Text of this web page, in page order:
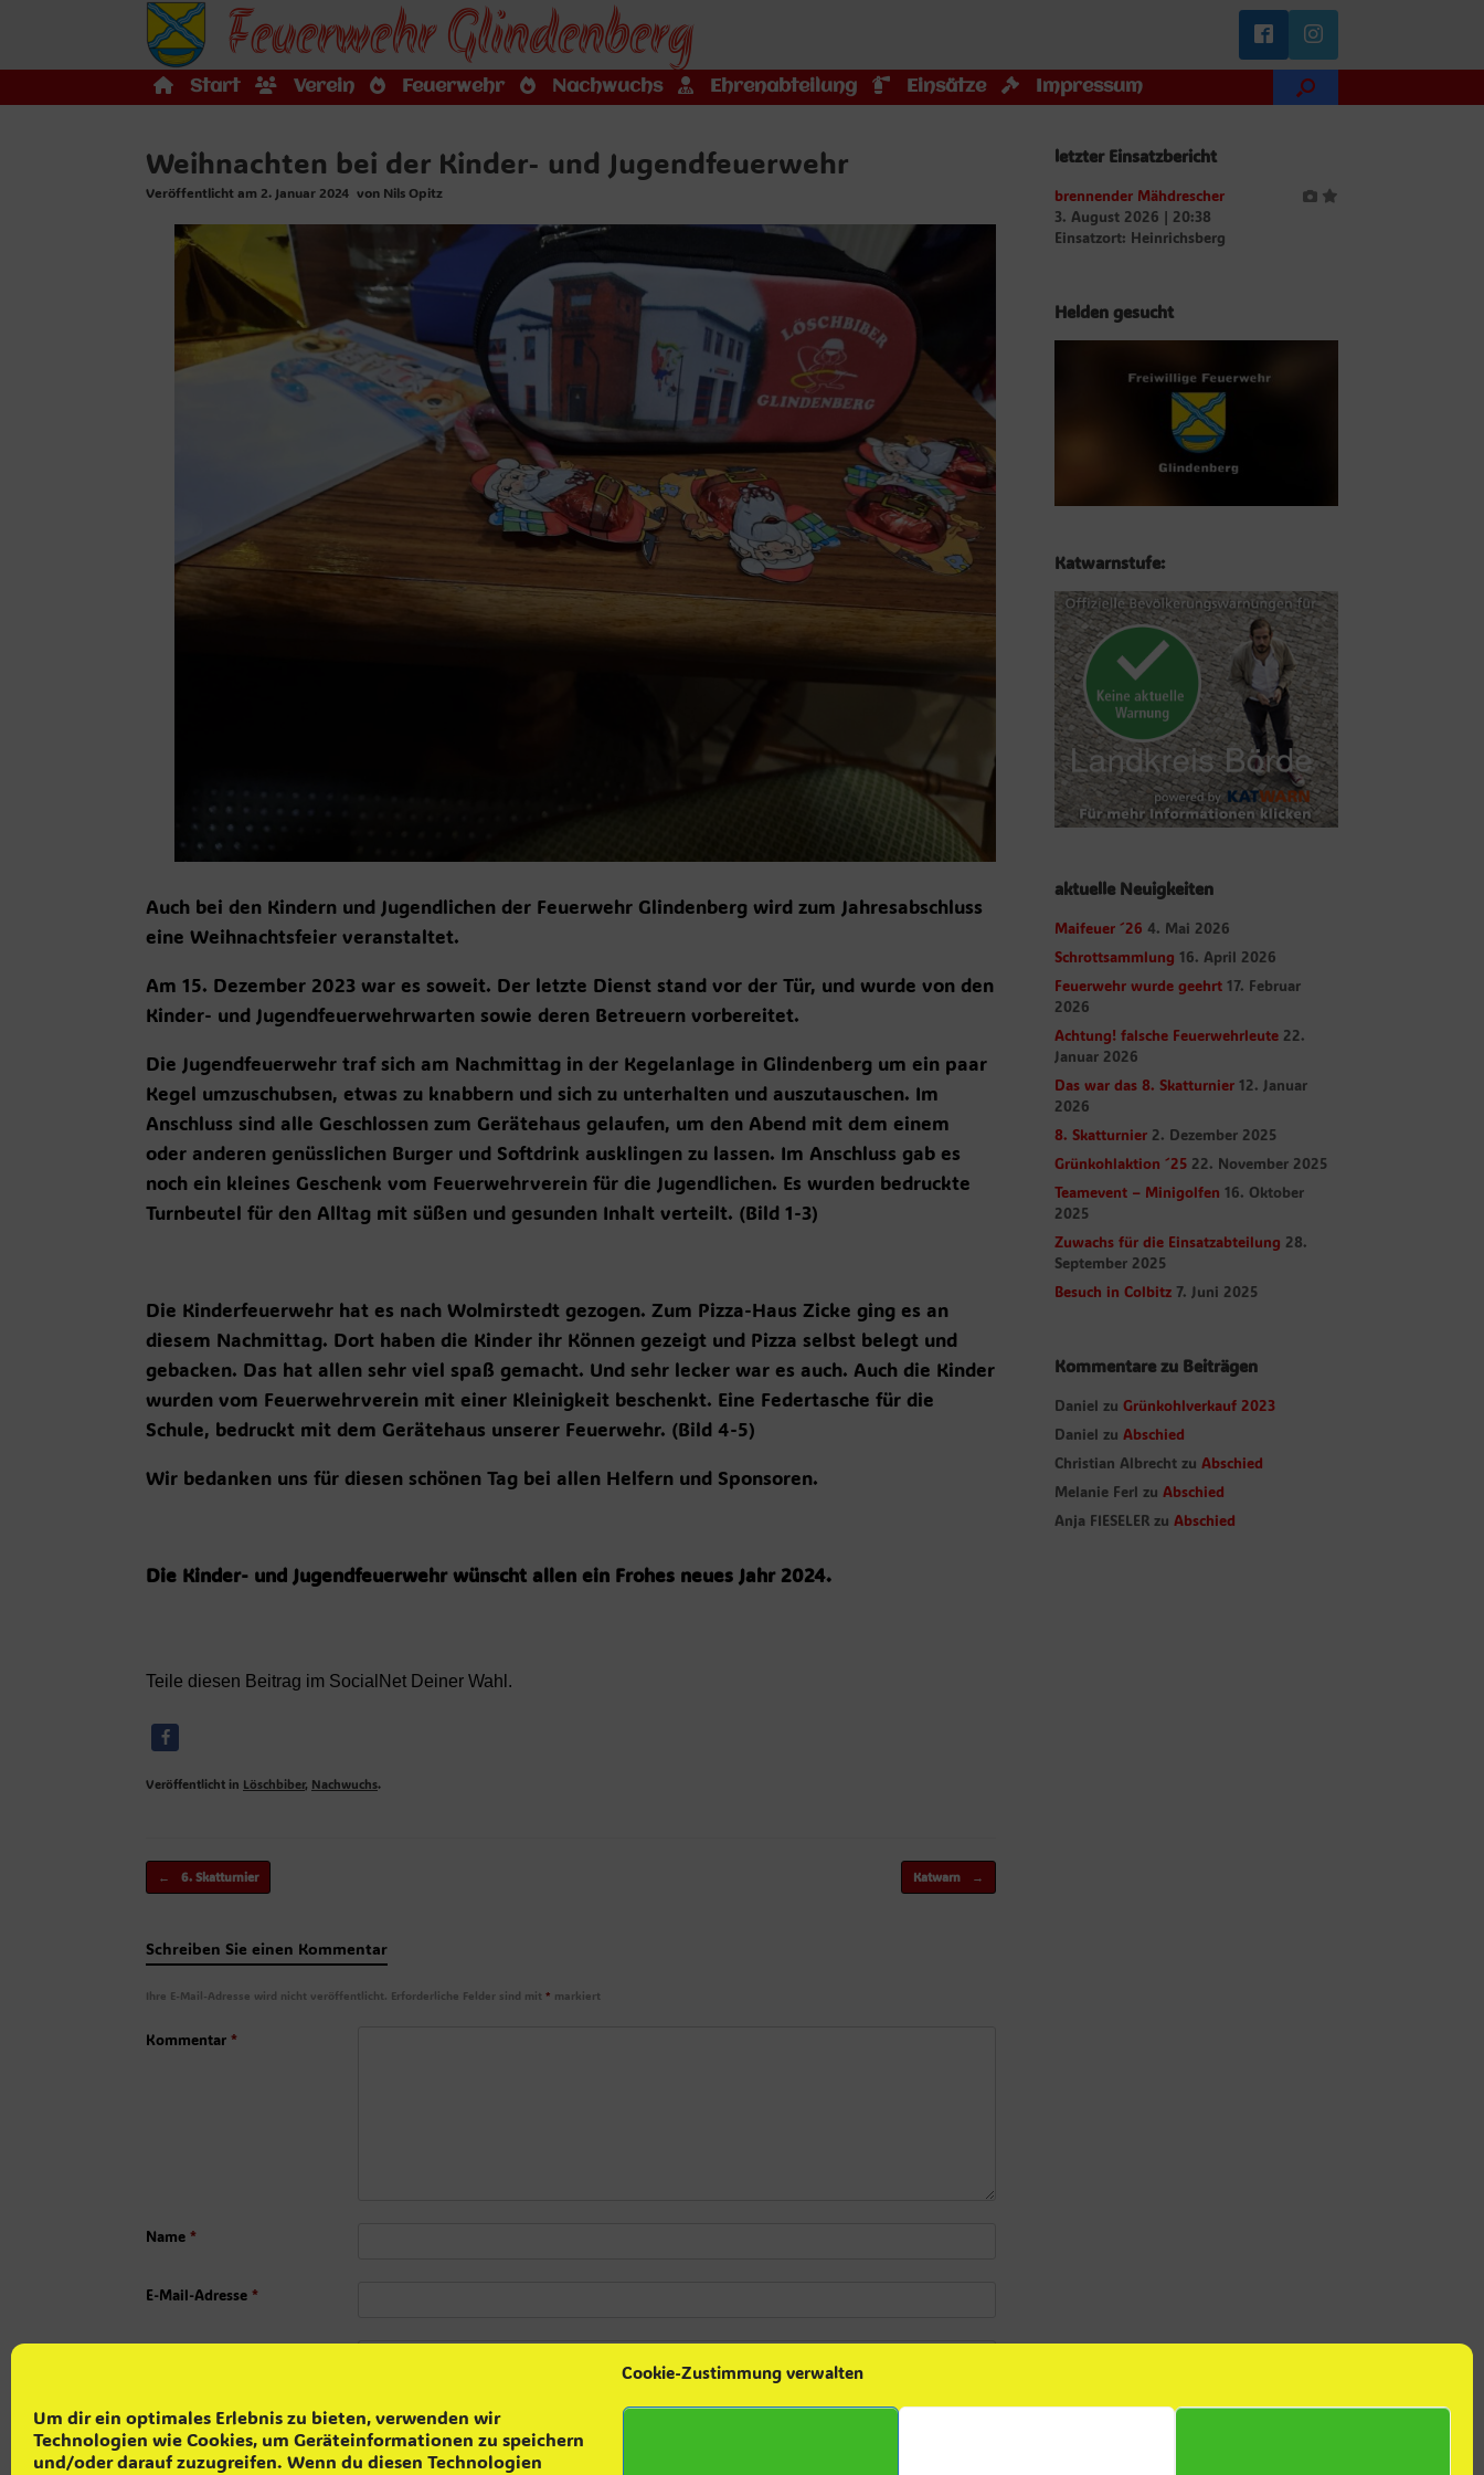
Cookie-Zustimmung verwalten
Um dir ein optimales Erlebnis zu bieten, verwenden wir
Technologien wie Cookies, um Geräteinformationen zu speichern
und/oder darauf zuzugreifen. Wenn du diesen Technologien
Feuerwehr Glindenberg
Start Verein Feuerwehr Nachwuchs Ehrenabteilung Einsätze Impressum
Weihnachten bei der Kinder- und Jugendfeuerwehr
Veröffentlicht am 2. Januar 2024 von Nils Opitz
Auch bei den Kindern und Jugendlichen der Feuerwehr Glindenberg wird zum Jahresabschluss
eine Weihnachtsfeier veranstaltet.
Am 15. Dezember 2023 war es soweit. Der letzte Dienst stand vor der Tür, und wurde von den
Kinder- und Jugendfeuerwehrwarten sowie deren Betreuern vorbereitet.
Die Jugendfeuerwehr traf sich am Nachmittag in der Kegelanlage in Glindenberg um ein paar
Kegel umzuschubsen, etwas zu knabbern und sich zu unterhalten und auszutauschen. Im
Anschluss sind alle Geschlossen zum Gerätehaus gelaufen, um den Abend mit dem einem
oder anderen genüsslichen Burger und Softdrink ausklingen zu lassen. Im Anschluss gab es
noch ein kleines Geschenk vom Feuerwehrverein für die Jugendlichen. Es wurden bedruckte
Turnbeutel für den Alltag mit süßen und gesunden Inhalt verteilt. (Bild 1-3)
Die Kinderfeuerwehr hat es nach Wolmirstedt gezogen. Zum Pizza-Haus Zicke ging es an
diesem Nachmittag. Dort haben die Kinder ihr Können gezeigt und Pizza selbst belegt und
gebacken. Das hat allen sehr viel spaß gemacht. Und sehr lecker war es auch. Auch die Kinder
wurden vom Feuerwehrverein mit einer Kleinigkeit beschenkt. Eine Federtasche für die
Schule, bedruckt mit dem Gerätehaus unserer Feuerwehr. (Bild 4-5)
Wir bedanken uns für diesen schönen Tag bei allen Helfern und Sponsoren.
Die Kinder- und Jugendfeuerwehr wünscht allen ein Frohes neues Jahr 2024.
Teile diesen Beitrag im SocialNet Deiner Wahl.
Veröffentlicht in Löschbiber, Nachwuchs.
Beitragsnavigation
← 6. Skatturnier Katwarn →
Schreiben Sie einen Kommentar
Ihre E-Mail-Adresse wird nicht veröffentlicht. Erforderliche Felder sind mit * markiert
Kommentar *
Name *
E-Mail-Adresse *
letzter Einsatzbericht
brennender Mähdrescher
3. August 2026 | 20:38
Einsatzort: Heinrichsberg
Helden gesucht
Katwarnstufe:
aktuelle Neuigkeiten
Maifeuer ´26 4. Mai 2026
Schrottsammlung 16. April 2026
Feuerwehr wurde geehrt 17. Februar
2026
Achtung! falsche Feuerwehrleute 22.
Januar 2026
Das war das 8. Skatturnier 12. Januar
2026
8. Skatturnier 2. Dezember 2025
Grünkohlaktion ´25 22. November 2025
Teamevent – Minigolfen 16. Oktober
2025
Zuwachs für die Einsatzabteilung 28.
September 2025
Besuch in Colbitz 7. Juni 2025
Kommentare zu Beiträgen
Daniel zuGrünkohlverkauf 2023
Daniel zuAbschied
Christian Albrecht zuAbschied
Melanie Ferl zuAbschied
Anja FIESELER zuAbschied